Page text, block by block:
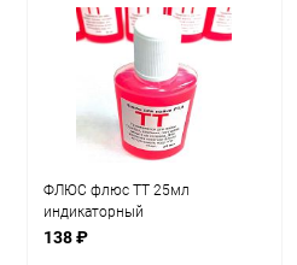
ФЛЮС флюс ТТ 25мл
индикаторный
радиомонтажный органический,
138 ₽